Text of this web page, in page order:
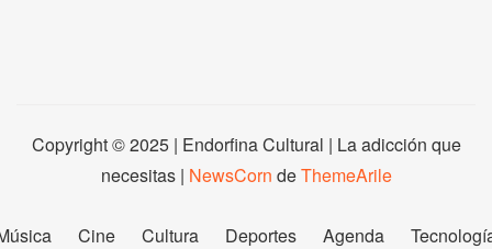
Copyright © 2025 | Endorfina Cultural | La adicción que
necesitas | NewsCorn deThemeArile
Cine Cultura Deportes Agenda